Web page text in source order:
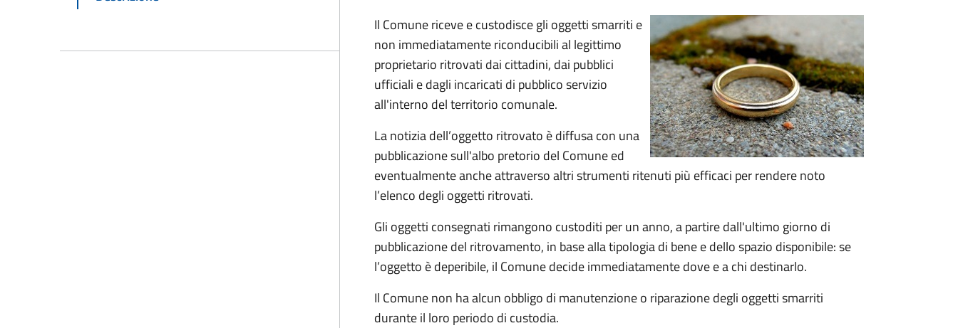
Il Comune riceve e custodisce gli oggetti smarriti e
non immediatamente riconducibili al legittimo
proprietario ritrovati dai cittadini, dai pubblici
ufficiali e dagli incaricati di pubblico servizio
all'interno del territorio comunale.
La notizia dell’oggetto ritrovato è diffusa con una
pubblicazione sull'albo pretorio del Comune ed
eventualmente anche attraverso altri strumenti ritenuti più efficaci per rendere noto
l’elenco degli oggetti ritrovati.
Gli oggetti consegnati rimangono custoditi per un anno, a partire dall'ultimo giorno di
pubblicazione del ritrovamento, in base alla tipologia di bene e dello spazio disponibile: se
l’oggetto è deperibile, il Comune decide immediatamente dove e a chi destinarlo.
Il Comune non ha alcun obbligo di manutenzione o riparazione degli oggetti smarriti
durante il loro periodo di custodia.